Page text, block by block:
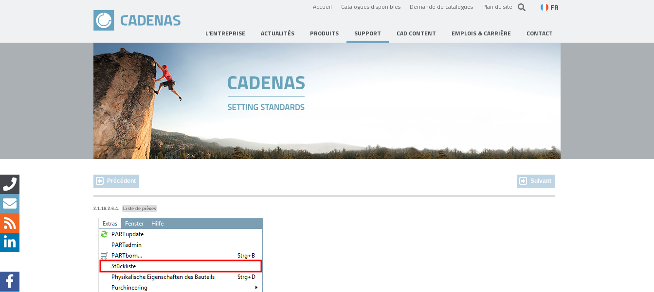
Accueil Catalogues disponibles Demande de catalogues Plan du site FR
L'ENTREPRISE ACTUALITÉS PRODUITS SUPPORT CAD CONTENT EMPLOIS & CARRIÈRE CONTACT
Précédent Suivant
2.1.16.2.6.4. Liste de pièces